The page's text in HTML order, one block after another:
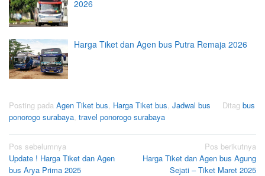
2026
Harga Tiket dan Agen bus Putra Remaja 2026
Posting pada Agen Tiket bus Harga Tiket bus Jadwal bus Ditag bus
ponorogo surabaya travel ponorogo surabaya
Navigasi
pos
Pos sebelumnya
Update ! Harga Tiket dan Agen
bus Arya Prima 2025
Pos berikutnya
Harga Tiket dan Agen bus Agung
Sejati – Tiket Maret 2025